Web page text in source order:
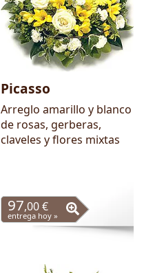
Picasso
Arreglo amarillo y blanco
de rosas, gerberas,
claveles y flores mixtas
97,00 €
entrega hoy »